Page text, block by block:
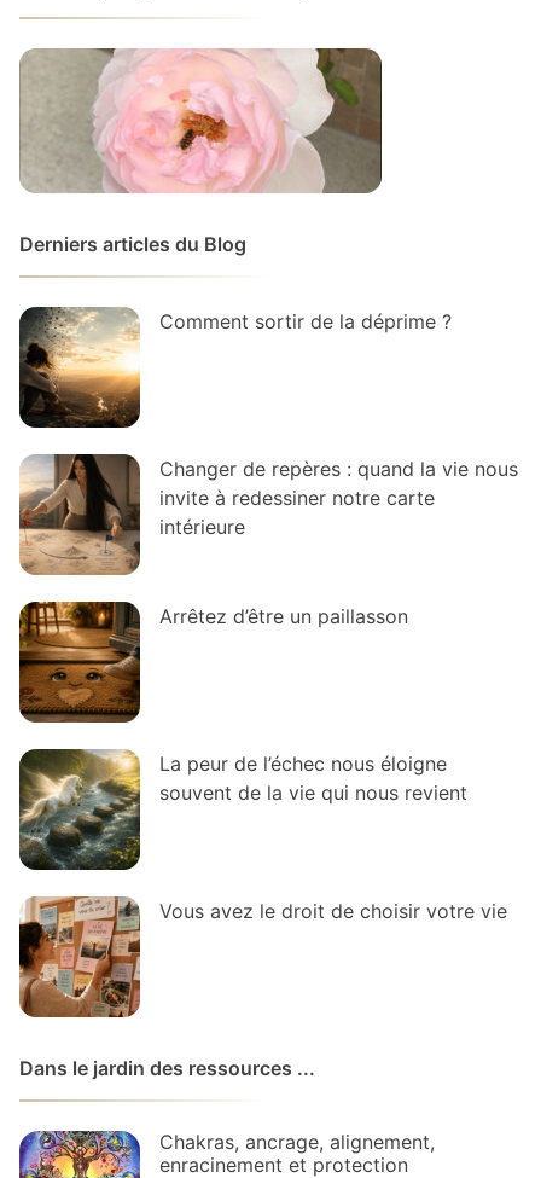
Derniers articles du Blog
Comment sortir de la déprime ?
Changer de repères : quand la vie nous
invite à redessiner notre carte
intérieure
Arrêtez d’être un paillasson
La peur de l’échec nous éloigne
souvent de la vie qui nous revient
Vous avez le droit de choisir votre vie
Dans le jardin des ressources ...
Chakras, ancrage, alignement,
enracinement et protection